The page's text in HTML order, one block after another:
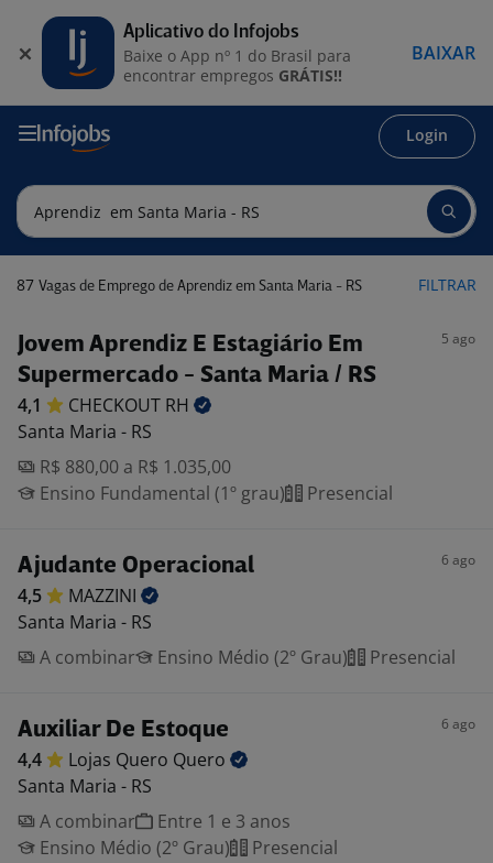
Login
87 Vagas de Emprego de Aprendiz em Santa Maria - RS FILTRAR
Jovem Aprendiz E Estagiário Em
Supermercado - Santa Maria / RS
5 ago
4,1 CHECKOUT RH
Santa Maria - RS
R$ 880,00 a R$ 1.035,00
Ensino Fundamental (1º grau)
Presencial
Ajudante Operacional 6 ago
4,5
MAZZINI
Santa Maria - RS
A combinar
Ensino Médio (2º Grau) Presencial
Auxiliar De Estoque 6 ago
4,4 Lojas Quero Quero
Santa Maria - RS
A combinar
Entre 1 e 3 anos
Ensino Médio (2º Grau)
Presencial
Aplicativo do Infojobs
Baixe o App nº 1 do Brasil para
encontrar empregos GRÁTIS!!
BAIXAR